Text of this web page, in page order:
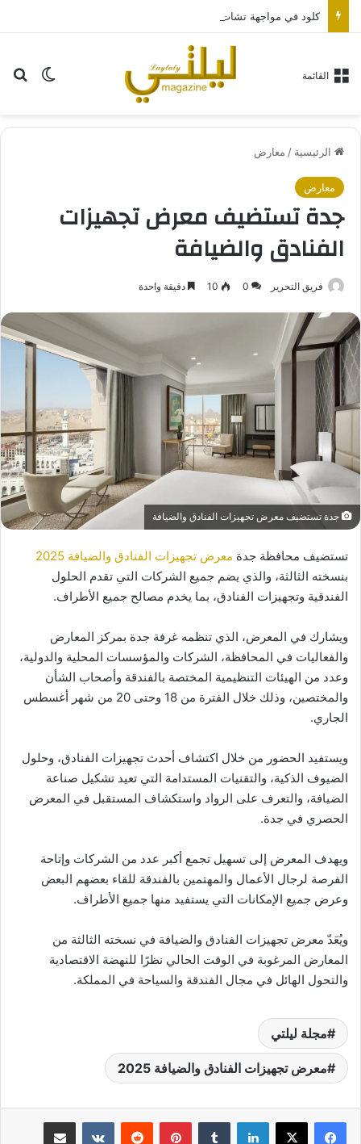
الوضع القائمة
الرئيسية / معارض
معارض
جدة تستضيف معرض تجهيزات
الفنادق والضيافة
فريق التحرير 0
10 دقيقة واحدة
جدة تستضيف معرض تجهيزات الفنادق والضيافة
تستضيف محافظة جدة معرض تجهيزات الفنادق والضيافة 2025
بنسخته الثالثة، والذي يضم جميع الشركات التي تقدم الحلول
الفندقية وتجهيزات الفنادق، بما يخدم مصالح جميع الأطراف.
ويشارك في المعرض، الذي تنظمه غرفة جدة بمركز المعارض
والفعاليات في المحافظة، الشركات والمؤسسات المحلية والدولية،
وعدد من الهيئات التنظيمية المختصة بالفندقة وأصحاب الشأن
والمختصين، وذلك خلال الفترة من 18 وحتى 20 من شهر أغسطس
الجاري.
ويستفيد الحضور من خلال اكتشاف أحدث تجهيزات الفنادق، وحلول
الضيوف الذكية، والتقنيات المستدامة التي تعيد تشكيل صناعة
الضيافة، والتعرف على الرواد واستكشاف المستقبل في المعرض
الحصري في جدة.
ويهدف المعرض إلى تسهيل تجمع أكبر عدد من الشركات وإتاحة
الفرصة لرجال الأعمال والمهتمين بالفندقة للقاء بعضهم البعض
وعرض جميع الإمكانات التي يستفيد منها جميع الأطراف.
ويُعَدّ معرض تجهيزات الفنادق والضيافة في نسخته الثالثة من
المعارض المرغوبة في الوقت الحالي نظرًا للنهضة الاقتصادية
والتحول الهائل في مجال الفندقة والسياحة في المملكة.
مجلة ليلتي
معرض تجهيزات الفنادق والضيافة 2025
لينكدإن بينتيريست مشاركة عبر البريد